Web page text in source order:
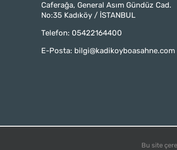
Caferağa, General Asım Gündüz Cad.
No:35 Kadıköy / İSTANBUL
Telefon: 05422164400
E-Posta: bilgi@kadikoyboasahne.com
| Tüm HaklarıBu site